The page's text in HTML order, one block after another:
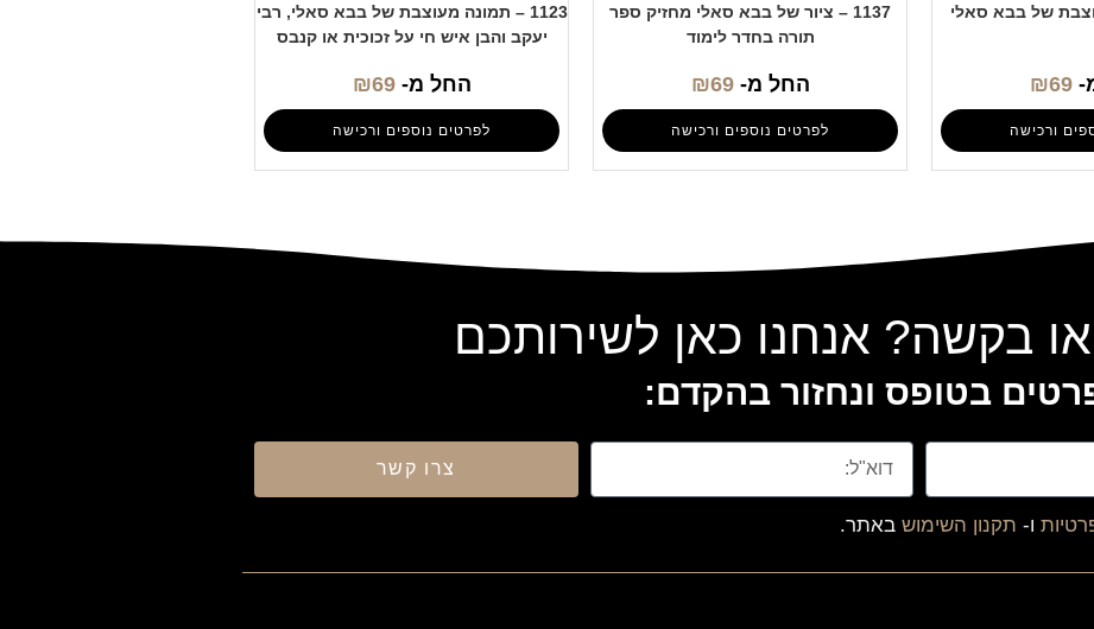
₪69
ורכישה
1137 – ציור של בבא סאלי מחזיק ספר
תורה בחדר לימוד
החל מ- ₪69
לפרטים נוספים ורכישה
1123 – תמונה מעוצבת של בבא סאלי, רבי
יעקב והבן איש חי על זכוכית או קנבס
החל מ- ₪69
לפרטים נוספים ורכישה
בקשה? אנחנו כאן לשירותכם
בטופס ונחזור בהקדם:
ו- תקנון השימוש באתר.
צרו קשר